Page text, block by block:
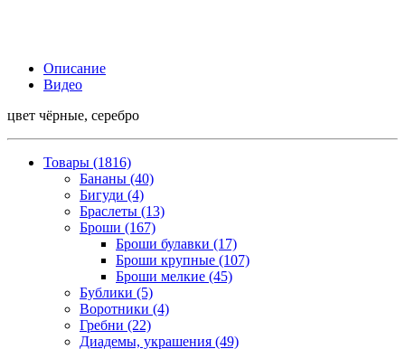
Описание
Видео
цвет чёрные, серебро
Товары (1816)
Бананы (40)
Бигуди (4)
Браслеты (13)
Броши (167)
Броши булавки (17)
Броши крупные (107)
Броши мелкие (45)
Бублики (5)
Воротники (4)
Гребни (22)
Диадемы, украшения (49)